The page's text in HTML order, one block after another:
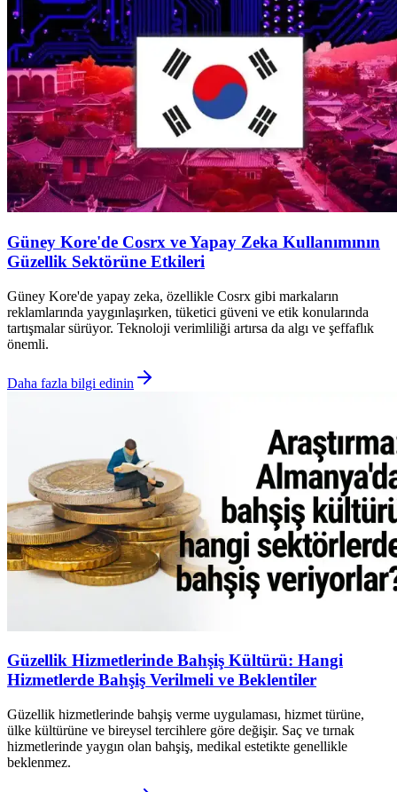
Güney Kore'de Cosrx ve Yapay Zeka Kullanımının
Güzellik Sektörüne Etkileri
Güney Kore'de yapay zeka, özellikle Cosrx gibi markaların
reklamlarında yaygınlaşırken, tüketici güveni ve etik konularında
tartışmalar sürüyor. Teknoloji verimliliği artırsa da algı ve şeffaflık
önemli.
Daha fazla bilgi edinin
Güzellik Hizmetlerinde Bahşiş Kültürü: Hangi
Hizmetlerde Bahşiş Verilmeli ve Beklentiler
Güzellik hizmetlerinde bahşiş verme uygulaması, hizmet türüne,
ülke kültürüne ve bireysel tercihlere göre değişir. Saç ve tırnak
hizmetlerinde yaygın olan bahşiş, medikal estetikte genellikle
beklenmez.